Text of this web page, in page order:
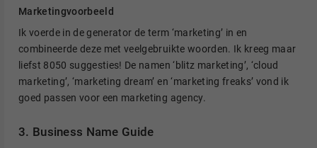
Marketingvoorbeeld
Ik voerde in de generator de term ‘marketing’ in en
combineerde deze met veelgebruikte woorden. Ik kreeg maar
liefst 8050 suggesties! De namen ‘blitz marketing’, ‘cloud
marketing’, ‘marketing dream’ en ‘marketing freaks’ vond ik
goed passen voor een marketing agency.
3. Business Name Guide